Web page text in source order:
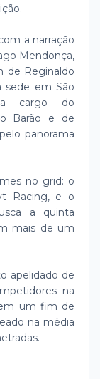
a narração
Mendonça,
de Reginaldo
sede em São
a cargo do
Barão e de
panorama
no grid: o
Racing, e o
a quinta
mais de um
apelidado de
na
um fim de
na média